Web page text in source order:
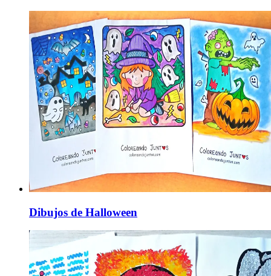
Dibujos de Halloween